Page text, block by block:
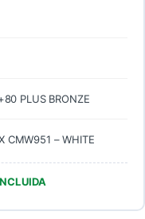
PLUS BRONZE
CMW951 – WHITE